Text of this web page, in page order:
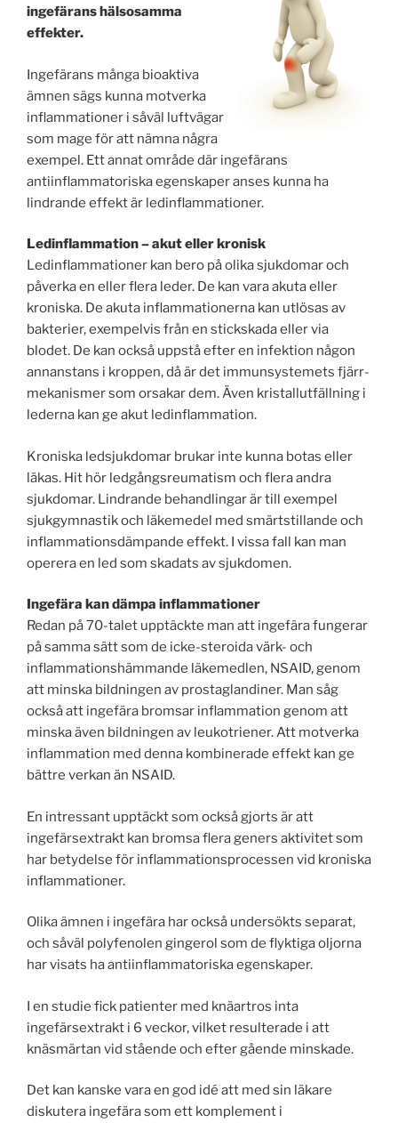
ingefärans hälsosamma
effekter.
Ingefärans många bioaktiva
ämnen sägs kunna motverka
inflammationer i såväl luftvägar
som mage för att nämna några
exempel. Ett annat område där ingefärans
antiinflammatoriska egenskaper anses kunna ha
lindrande effekt är ledinflammationer.
Ledinflammation – akut eller kronisk
Ledinflammationer kan bero på olika sjukdomar och
påverka en eller flera leder. De kan vara akuta eller
kroniska. De akuta inflamma­tionerna kan utlösas av
bakterier, exempelvis från en stickskada eller via
blodet. De kan också uppstå efter en infektion någon
annanstans i kroppen, då är det immunsystemets fjärr­
mekanismer som orsakar dem. Även kristallutfällning i
lederna kan ge akut ledinflammation.
Kroniska ledsjukdomar brukar inte kunna botas eller
läkas. Hit hör ledgångsreumatism och flera andra
sjukdomar. Lindrande behand­lingar är till exempel
sjukgymnastik och läkemedel med smärtstillande och
inflammationsdämpande effekt. I vissa fall kan man
operera en led som skadats av sjukdomen.
Ingefära kan dämpa inflammationer
Redan på 70-talet upptäckte man att ingefära fungerar
på samma sätt som de icke-steroida värk- och
inflammationshämmande läkemedlen, NSAID, genom
att minska bildningen av prostaglandiner. Man såg
också att ingefära bromsar inflammation genom att
minska även bildningen av leukotriener. Att motverka
inflammation med denna kombinerade effekt kan ge
bättre verkan än NSAID.
En intressant upptäckt som också gjorts är att
ingefärsextrakt kan bromsa flera geners aktivitet som
har betydelse för inflammations­processen vid kroniska
inflammationer.
Olika ämnen i ingefära har också undersökts separat,
och såväl polyfenolen gingerol som de flyktiga oljorna
har visats ha anti­inflammatoriska egenskaper.
I en studie fick patienter med knäartros inta
ingefärsextrakt i 6 veckor, vilket resulterade i att
knäsmärtan vid stående och efter gående minskade.
Det kan kanske vara en god idé att med sin läkare
diskutera ingefära som ett komplement i